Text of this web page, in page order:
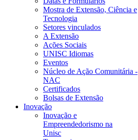
Mostra de Extensão, Ciência e
Tecnologia
Setores vinculados
A Extensão
Ações Sociais
UNISC Idiomas
Eventos
Núcleo de Ação Comunitária -
NAC
Certificados
Bolsas de Extensão
Inovação
Inovação e
Empreendedorismo na
Unisc